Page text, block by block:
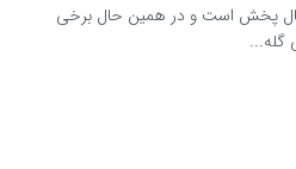
حال پخش است و در همین حال برخی
گله...